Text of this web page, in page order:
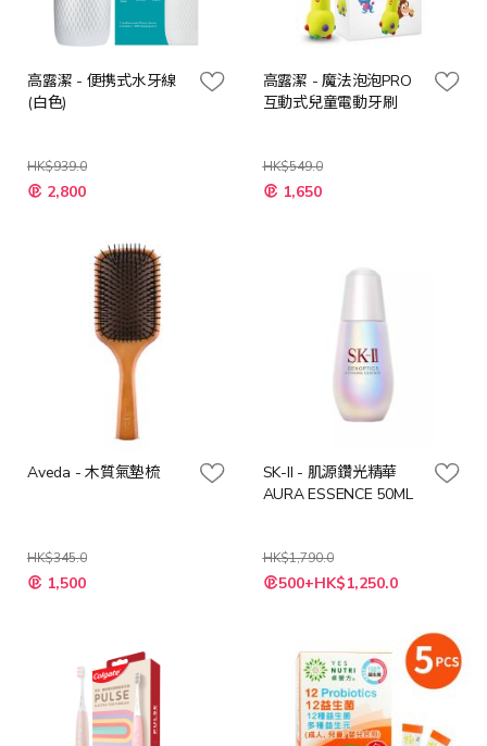
高露潔 - 便携式水牙線
(白色)
HK$939.0
特
殊 2,800
高露潔 - 魔法泡泡PRO
互動式兒童電動牙刷
HK$549.0
特
殊 1,650
Aveda - 木質氣墊梳
HK$345.0
特
殊 1,500
SK-II - 肌源鑽光精華
AURA ESSENCE 50ML
HK$1,790.0
特
殊 500+HK$1,250.0